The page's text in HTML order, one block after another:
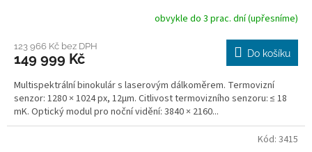
R
M
A
obvykle do 3 prac. dní (upřesníme)
123 966 Kč bez DPH
149 999 Kč Do košíku
Multispektrální binokulár s laserovým dálkoměrem. Termovizní
senzor: 1280 × 1024 px, 12μm. Citlivost termovizního senzoru: ≤ 18
mK. Optický modul pro noční vidění: 3840 × 2160...
Kód: 3415